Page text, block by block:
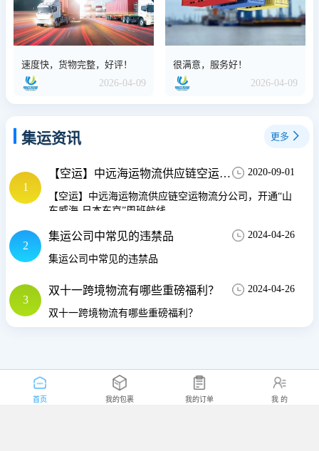
速度快，货物完整，好评！
2026-04-09
很满意，服务好！
2026-04-09
集运资讯 更多
1
【空运】中远海运物流供应链空运物流分公司，开通“山东威海-日本东京”周班航线 2020-09-01
【空运】中远海运物流供应链空运物流分公司，开通“山
东威海-日本东京”周班航线
2
集运公司中常见的违禁品 2024-04-26
集运公司中常见的违禁品
3
双十一跨境物流有哪些重磅福利？ 2024-04-26
双十一跨境物流有哪些重磅福利？
首页 我的包裹 我的订单 我 的